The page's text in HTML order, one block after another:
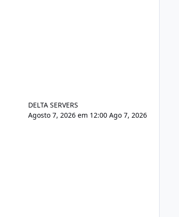
DELTA SERVERS
Agosto 7, 2026 em 12:00 Ago 7, 2026